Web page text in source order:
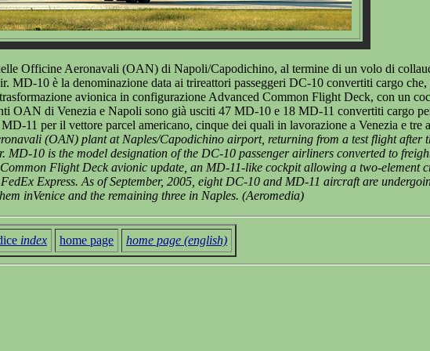
Officine Aeronavali (OAN) di Napoli/Capodichino, al termine di un volo di
MD-10 è la denominazione data ai trireattori passeggeri DC-10 convertiti cargo
avionica in configurazione Advanced Common Flight Deck, con un
OAN di Venezia e Napoli sono già usciti 47 MD-10 e 18 MD-11 convertiti cargo
11 per il vettore parcel americano, cinque dei quali in lavorazione a Venezia e tre
(OAN) plant at Naples/Capodichino airport, returning from a test flight after
10 is the model designation of the DC-10 passenger airliners converted to
Flight Deck avionic update, an MD-11-like cockpit allowing a two-element
Express. As of September, 2005, eight DC-10 and MD-11 aircraft are
inVenice and the remaining three in Naples. (Aeromedia)
index home page home page (english)